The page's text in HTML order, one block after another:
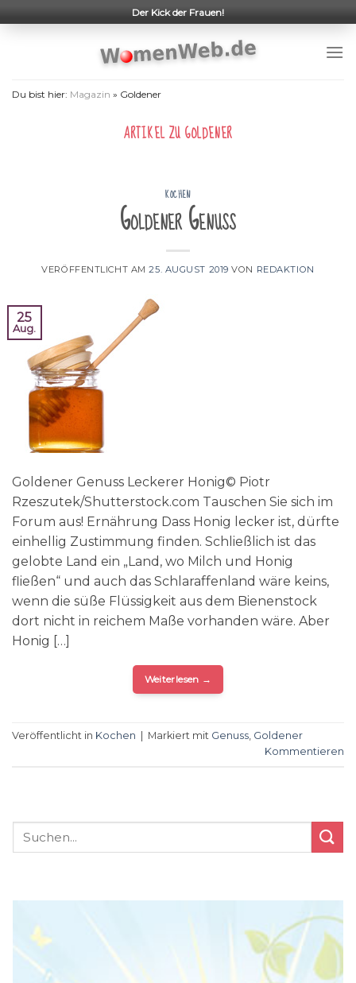
to
Der Kick der Frauen!
Du bist hier: Magazin » Goldener
ARTIKEL ZUGOLDENER
KOCHEN
Goldener Genuss
VERÖFFENTLICHT AM25. AUGUST 2019 VON REDAKTION
25
Aug.
Goldener Genuss Leckerer Honig© Piotr
Rzeszutek/Shutterstock.com Tauschen Sie sich im
Forum aus! Ernährung Dass Honig lecker ist, dürfte
einhellig Zustimmung finden. Schließlich ist das
gelobte Land ein „Land, wo Milch und Honig
fließen“ und auch das Schlaraffenland wäre keins,
wenn die süße Flüssigkeit aus dem Bienenstock
dort nicht in reichem Maße vorhanden wäre. Aber
Honig […]
Weiterlesen →
Veröffentlicht in Kochen Markiert mit Genuss Goldener
Kommentieren